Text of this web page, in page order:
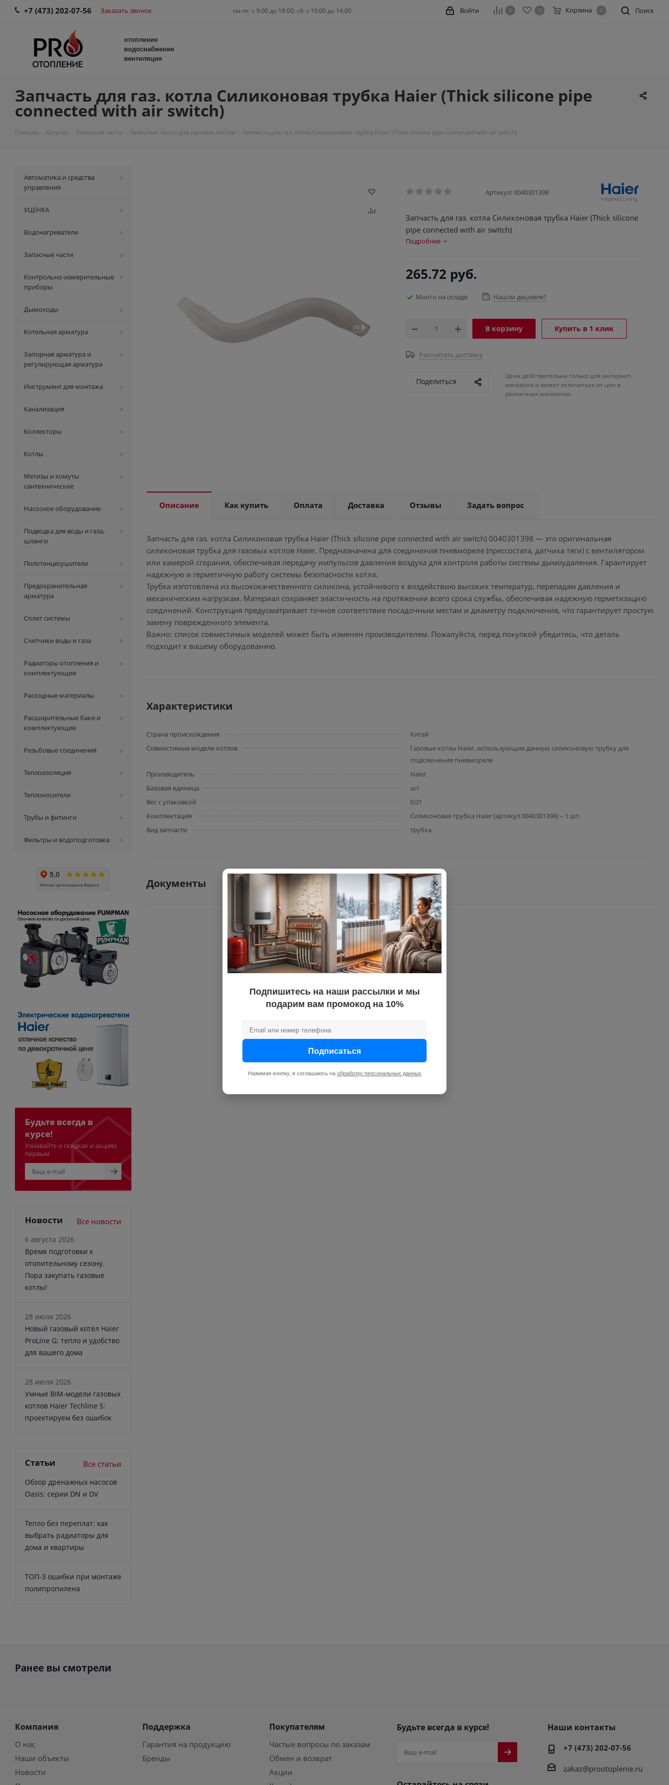
+7 (473) 202-07-56 Заказать звонок пн-пт: c 9:00 до 18:00; сб: с 10:00 до 14:00 Поиск
0 0 Корзина 0
Войти
отопление
водоснабжение
вентиляция
Запчасть для газ. котла Силиконовая трубка Haier (Thick silicone pipe
connected with air switch)
Главная - Каталог - Запасные части - Запасные части для газовых котлов - Запчасть для газ. котла Силиконовая трубка Haier (Thick silicone pipe connected with air switch)
Артикул:0040301398
Запчасть для газ. котла Силиконовая трубка Haier (Thick silicone
pipe connected with air switch)
Подробнее
265.72 руб.
Много на складе Нашли дешевле?
В корзину Купить в 1 клик
Рассчитать доставку
Поделиться
Цена действительна только для интернет-
магазина и может отличаться от цен в
розничных магазинах
Описание Как купить Оплата Доставка Отзывы Задать вопрос
Запчасть для газ. котла Силиконовая трубка Haier (Thick silicone pipe connected with air switch) 0040301398 — это оригинальная
силиконовая трубка для газовых котлов Haier. Предназначена для соединения пневмореле (прессостата, датчика тяги) с вентилятором
или камерой сгорания, обеспечивая передачу импульсов давления воздуха для контроля работы системы дымоудаления. Гарантирует
надежную и герметичную работу системы безопасности котла.
Трубка изготовлена из высококачественного силикона, устойчивого к воздействию высоких температур, перепадам давления и
механическим нагрузкам. Материал сохраняет эластичность на протяжении всего срока службы, обеспечивая надежную герметизацию
соединений. Конструкция предусматривает точное соответствие посадочным местам и диаметру подключения, что гарантирует простую
замену поврежденного элемента.
Важно: список совместимых моделей может быть изменен производителем. Пожалуйста, перед покупкой убедитесь, что деталь
подходит к вашему оборудованию.
Характеристики
Страна происхождения
Китай
Совместимые модели котлов
Газовые котлы Haier, использующие данную силиконовую трубку для
подключения пневмореле
Производитель
Haier
Базовая единица
шт
Вес с упаковкой
0,01
Комплектация
Силиконовая трубка Haier (артикул 0040301398) – 1 шт.
Вид запчасти
трубка
Документы
Автоматика и средства
управления
УЦЕНКА
Водонагреватели
Запасные части
Контрольно-измерительные
приборы
Дымоходы
Котельная арматура
Запорная арматура и
регулирующая арматура
Инструмент для монтажа
Канализация
Коллекторы
Котлы
Метизы и хомуты
сантехнические
Насосное оборудование
Подводка для воды и газа,
шланги
Полотенцесушители
Предохранительная
арматура
Сплит системы
Счетчики воды и газа
Радиаторы отопления и
комплектующие
Расходные материалы
Расширительные баки и
комплектующие
Резьбовые соединения
Теплоизоляция
Теплоносители
Трубы и фитинги
Фильтры и водоподготовка
Будьте всегда в
курсе!
Узнавайте о скидках и акциях
первым
Новости Все новости
6 августа 2026
Время подготовки к
отопительному сезону.
Пора закупать газовые
котлы!
28 июля 2026
Новый газовый котёл Haier
ProLine G: тепло и удобство
для вашего дома
28 июля 2026
Умные BIM-модели газовых
котлов Haier Techline S:
проектируем без ошибок
Статьи Все статьи
Обзор дренажных насосов
Oasis: серии DN и DV
Тепло без переплат: как
выбрать радиаторы для
дома и квартиры
ТОП-3 ошибки при монтаже
полипропилена
Ранее вы смотрели
Компания
О нас
Наши объекты
Новости
Поддержка
Гарантия на продукцию
Бренды
Покупателям
Частые вопросы по заказам
Обмен и возврат
Акции
Будьте всегда в курсе! Наши контакты
+7 (473) 202-07-56
zakaz@prootoplenie.ru
×
Подпишитесь на наши рассылки и мы
подарим вам промокод на 10%
Подписаться
Нажимая кнопку, я соглашаюсь на обработку персональных данных